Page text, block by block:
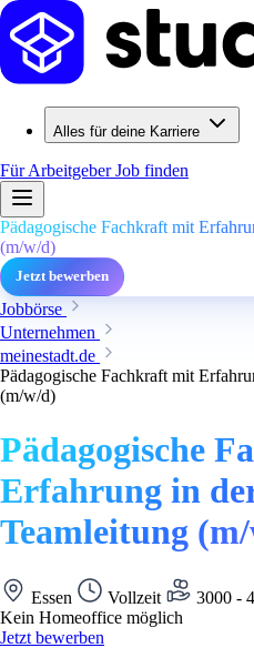
Alles für deine Karriere
Für ArbeitgeberJob finden
Pädagogische Fachkraft mit
(m/w/d)
Jetzt bewerben
Jobbörse
Unternehmen
meinestadt.de
Pädagogische Fachkraft mit
(m/w/d)
Pädagogische
Erfahrung in
Teamleitung
Essen Vollzeit
3000 -
Kein Homeoffice möglich
Jetzt bewerben